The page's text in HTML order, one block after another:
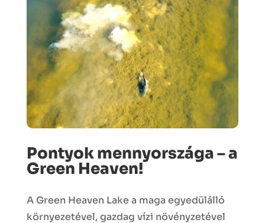
Pontyok mennyországa – a
Green Heaven!
A Green Heaven Lake a maga egyedülálló
környezetével, gazdag vízi növényzetével